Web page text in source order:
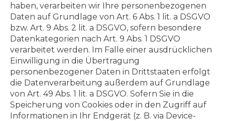
haben, verarbeiten wir Ihre personenbezogenen
Daten auf Grundlage von Art. 6 Abs. 1 lit. a DSGVO
bzw. Art. 9 Abs. 2 lit. a DSGVO, sofern besondere
Datenkategorien nach Art. 9 Abs. 1 DSGVO
verarbeitet werden. Im Falle einer ausdrücklichen
Einwilligung in die Übertragung
personenbezogener Daten in Drittstaaten erfolgt
die Datenverarbeitung außerdem auf Grundlage
von Art. 49 Abs. 1 lit. a DSGVO. Sofern Sie in die
Speicherung von Cookies oder in den Zugriff auf
Informationen in Ihr Endgerät (z. B. via Device-